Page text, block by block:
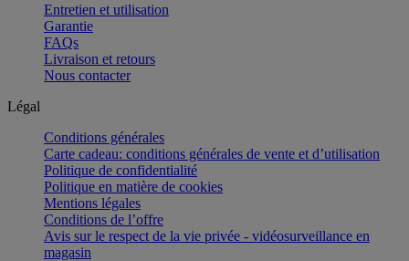
Entretien et utilisation
Garantie
FAQs
Livraison et retours
Nous contacter
Légal
Conditions générales
Carte cadeau: conditions générales de vente et d’utilisation
Politique de confidentialité
Politique en matière de cookies
Mentions légales
Conditions de l’offre
Avis sur le respect de la vie privée - vidéosurveillance en
magasin